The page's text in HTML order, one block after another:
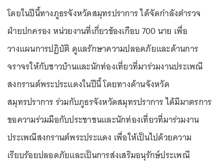
โดยในปีนี้ทางภูธรจังหวัดสมุทรปราการ ได้จัดกำลังตำรวจ
ฝ่ายปกครอง หน่วยงานที่เกี่ยวข้องเกือบ 700 นาย เพื่อ
วางแผนการปฏิบัติ ดูแลรักษาความปลอดภัยและด้านการ
จราจรให้กับชาวบ้านและนักท่องเที่ยวที่มาร่วมงานประเพณี
สงกรานต์พระประแดงในปีนี้ โดยทางด้านจังหวัด
สมุทรปราการ ร่วมกับภูธรจังหวัดสมุทรปราการ ได้มีมาตรการ
ขอความร่วมมือกับประชาชนและนักท่องเที่ยวที่มาร่วมงาน
ประเพณีสงกรานต์พระประแดง เพื่อให้เป็นไปด้วยความ
เรียบร้อยปลอดภัยและเป็นการส่งเสริมอนุรักษ์ประเพณี